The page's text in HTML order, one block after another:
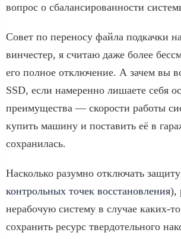
вопрос о сбалансированности
Совет по переносу файла подкачки
винчестер, я считаю даже более
его полное отключение. А зачем вы
SSD, если намеренно лишаете себя
преимущества — скорости работы
купить машину и поставить её в
сохранилась.
Насколько разумно отключать
контрольных точек восстановления),
нерабочую систему в случае каких-
сохранить ресурс твердотельного